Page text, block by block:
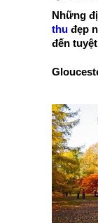
Những
thu đẹp
đến